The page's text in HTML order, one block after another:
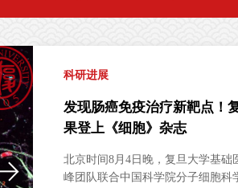
科研进展
发现肠癌免疫治疗新靶点！
果登上《细胞》杂志
北京时间8月4日晚，复旦大学基础
峰团队联合中国科学院分子细胞科